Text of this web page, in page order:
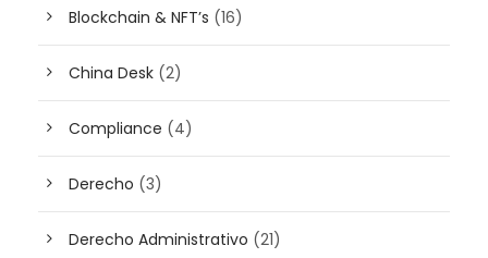
Blockchain & NFT’s (16)
China Desk (2)
Compliance (4)
Derecho (3)
Derecho Administrativo (21)